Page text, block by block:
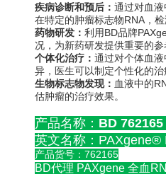
疾病诊断和预后： 通过对血
在特定的肿瘤标志物RNA，
药物研发： 利用BD品牌
况，为新药研发提供重要的参
个体化治疗： 通过对个体血
异，医生可以制定个性化的治
生物标志物发现： 血液中的
估肿瘤的治疗效果。
产品名称： BD
英文名称：PAXgene®
产品货号：762165
BD代理 PAXgene 全血